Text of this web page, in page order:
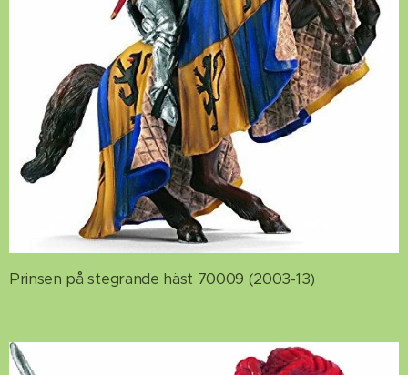
Prinsen på stegrande häst 70009 (2003-13)